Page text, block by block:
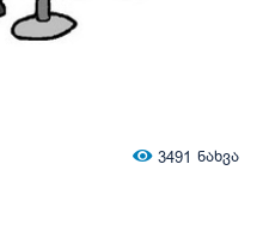
3491 ნახვა